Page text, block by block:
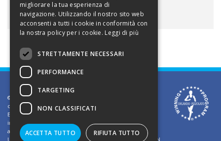
©2002 Informativa sui diritti d'autore. Le informazioni
contenute in questo sito sono solo per uso privato.
E' vietato riprodurre o divulgare in qualsiasi forma le
informazioni contenute in questo sito, salvo previa
autorizzazione di Orlando Pizzolato
Ufficio del Registro delle Imprese di Vicenza - Iscrizione N.
migliorare la tua esperienza di
navigazione. Utilizzando il nostro sito web
acconsenti a tutti i cookie in conformità con
la nostra policy per i cookie. Leggi di più
STRETTAMENTE NECESSARI
PERFORMANCE
TARGETING
NON CLASSIFICATI
ACCETTA TUTTO RIFIUTA TUTTO